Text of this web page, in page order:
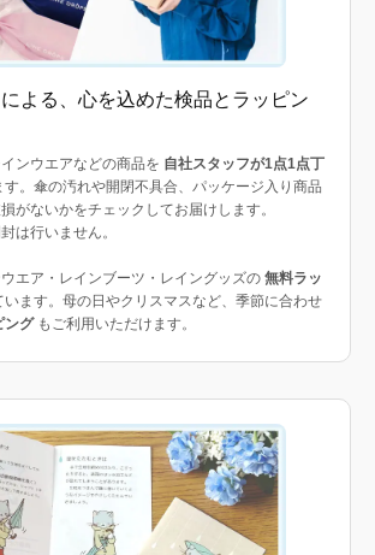
よる、心を込めた検品とラッピン
ンウエアなどの商品を 自社スタッフが1点1点丁
。傘の汚れや開閉不具合、パッケージ入り商品
がないかをチェックしてお届けします。
は行いません。
エア・レインブーツ・レイングッズの 無料ラッ
ます。母の日やクリスマスなど、季節に合わせ
ングもご利用いただけます。